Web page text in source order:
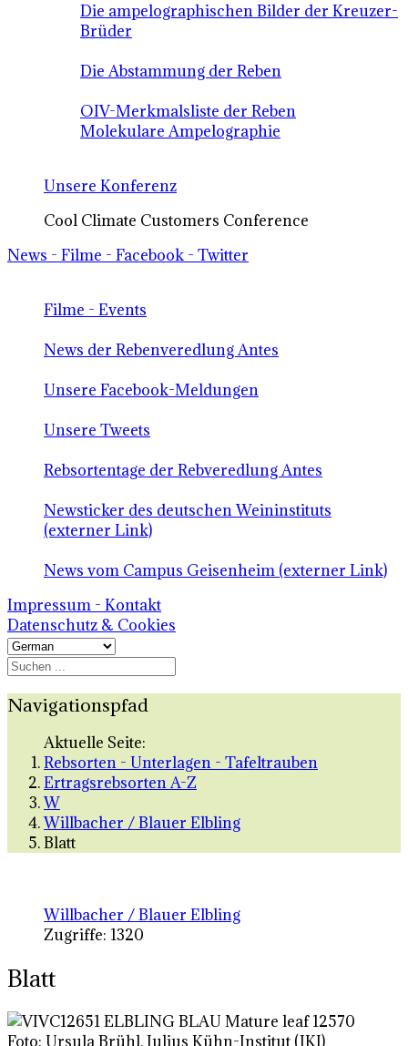
Die ampelographischen Bilder der Kreuzer-
Brüder
Die Abstammung der Reben
OIV-Merkmalsliste der Reben
Molekulare Ampelographie
Unsere Konferenz
Cool Climate Customers Conference
News - Filme - Facebook - Twitter
Filme - Events
News der Rebenveredlung Antes
Unsere Facebook-Meldungen
Unsere Tweets
Rebsortentage der Rebveredlung Antes
Newsticker des deutschen Weininstituts
(externer Link)
News vom Campus Geisenheim (externer Link)
Impressum - Kontakt
Datenschutz & Cookies
Navigationspfad
Aktuelle Seite:
Rebsorten - Unterlagen - Tafeltrauben
Ertragsrebsorten A-Z
W
Willbacher / Blauer Elbling
Blatt
Willbacher / Blauer Elbling
Zugriffe: 1320
Blatt
Foto: Ursula Brühl, Julius Kühn-Institut (JKI)